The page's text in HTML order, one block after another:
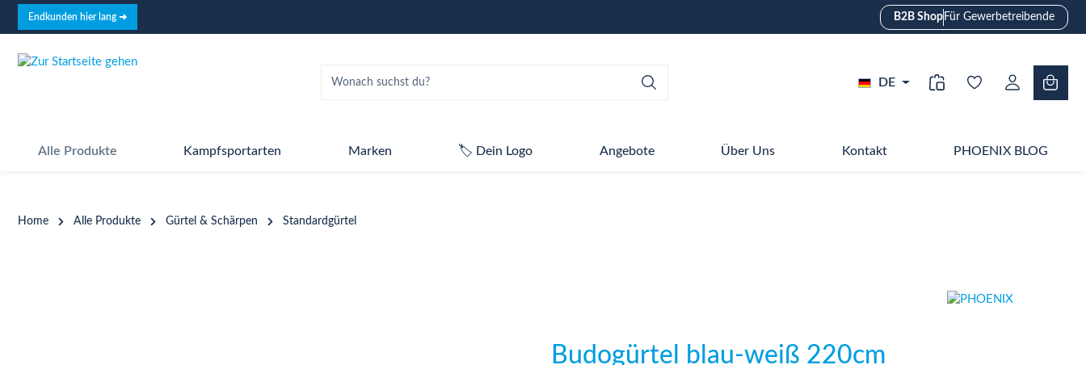
Zur Hauptnavigation springen
Endkunden hier lang ➜ B2B Shop Für Gewerbetreibende
DE
Alle Produkte Kampfsportarten Marken 🏷️ Dein Logo Angebote Über Uns Kontakt PHOENIX BLOG
Home Alle Produkte Gürtel & Schärpen Standardgürtel
Budogürtel blau-weiß 220cm